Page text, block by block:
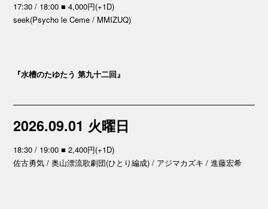
17:30 / 18:00 ■ 4,000円(+1D)
seek(Psycho le Ceme / MMIZUQ)
『水槽のたゆたう 第九十二回』
2026.09.01 火曜日
18:30 / 19:00 ■ 2,400円(+1D)
佐古勇気 / 奥山漂流歌劇団(ひとり編成) / アジマカズキ / 進藤宏希